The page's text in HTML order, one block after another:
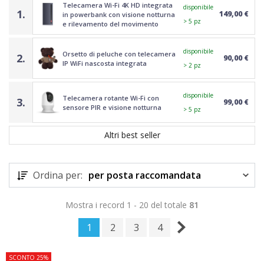
1.
Telecamera Wi-Fi 4K HD integrata
in powerbank con visione notturna
e rilevamento del movimento
disponibile
> 5 pz
149,00 €
2.
Orsetto di peluche con telecamera
IP WiFi nascosta integrata
disponibile
> 2 pz
90,00 €
3.
Telecamera rotante Wi-Fi con
sensore PIR e visione notturna
disponibile
> 5 pz
99,00 €
Altri best seller
Ordina per: per posta raccomandata
Mostra i record 1 - 20 del totale 81
1 2 3 4
SCONTO 25%